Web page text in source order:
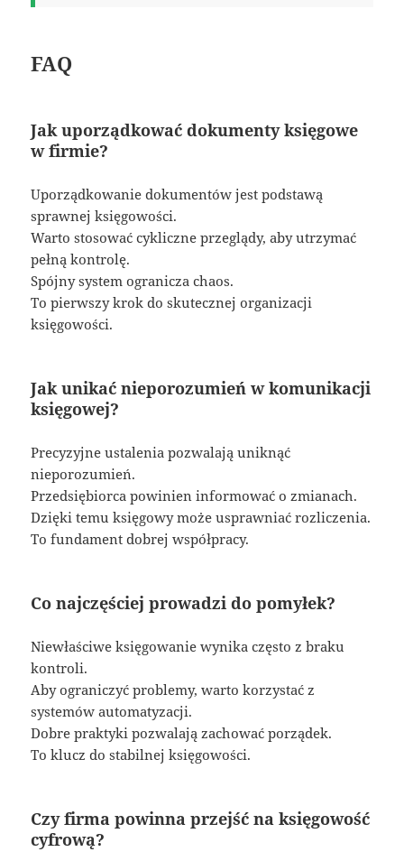
FAQ
Jak uporządkować dokumenty księgowe
w firmie?
Uporządkowanie dokumentów jest podstawą
sprawnej księgowości.
Warto stosować cykliczne przeglądy, aby utrzymać
pełną kontrolę.
Spójny system ogranicza chaos.
To pierwszy krok do skutecznej organizacji
księgowości.
Jak unikać nieporozumień w komunikacji
księgowej?
Precyzyjne ustalenia pozwalają uniknąć
nieporozumień.
Przedsiębiorca powinien informować o zmianach.
Dzięki temu księgowy może usprawniać rozliczenia.
To fundament dobrej współpracy.
Co najczęściej prowadzi do pomyłek?
Niewłaściwe księgowanie wynika często z braku
kontroli.
Aby ograniczyć problemy, warto korzystać z
systemów automatyzacji.
Dobre praktyki pozwalają zachować porządek.
To klucz do stabilnej księgowości.
Czy firma powinna przejść na księgowość
cyfrową?